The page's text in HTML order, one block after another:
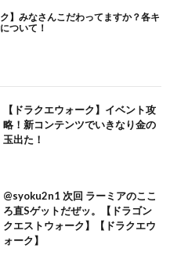
【ドラクエウォーク】イベント攻
略！新コンテンツでいきなり金の
玉出た！
@syoku2n1 次回 ラーミアのここ
ろ直Sゲットだぜッ。【ドラゴン
クエストウォーク】【ドラクエウ
ォーク】